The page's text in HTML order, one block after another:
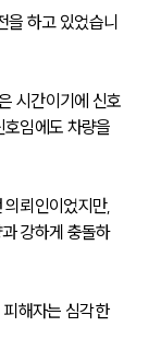
을 하고 있었습니
시간이기에 신호
임에도 차량을
뢰인이었지만,
강하게 충돌하
해자는 심각한